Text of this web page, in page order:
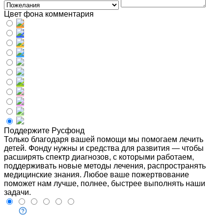
Цвет фона комментария
Поддержите Русфонд
Только благодаря вашей помощи мы помогаем лечить
детей. Фонду нужны и средства для развития — чтобы
расширять спектр диагнозов, с которыми работаем,
поддерживать новые методы лечения, распространять
медицинские знания. Любое ваше пожертвование
поможет нам лучше, полнее, быстрее выполнять наши
задачи.